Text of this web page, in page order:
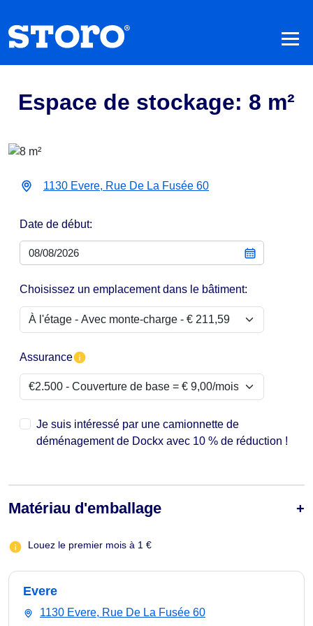
Espace de stockage: 8 m²
1130 Evere, Rue De La Fusée 60
Date de début:
Choisissez un emplacement dans le bâtiment:
Assurance
Je suis intéressé par une camionnette de
déménagement de Dockx avec 10 % de réduction !
Matériau d'emballage
Louez le premier mois à 1 €
Evere
1130 Evere, Rue De La Fusée 60